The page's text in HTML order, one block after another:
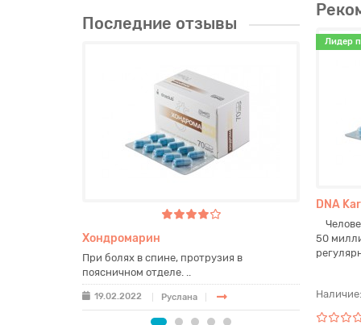
Последние отзывы
Хондромарин
При болях в спине, протрузия в
поясничном отделе. ..
19.02.2022 Руслана
У меня
Лидер
DNA
50
Наличие: